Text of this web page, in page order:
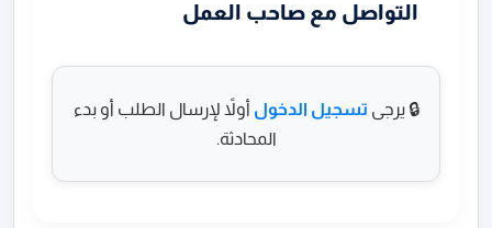
التواصل مع صاحب العمل
🔒 يرجى تسجيل الدخول أولاً لإرسال الطلب أو بدء
المحادثة.